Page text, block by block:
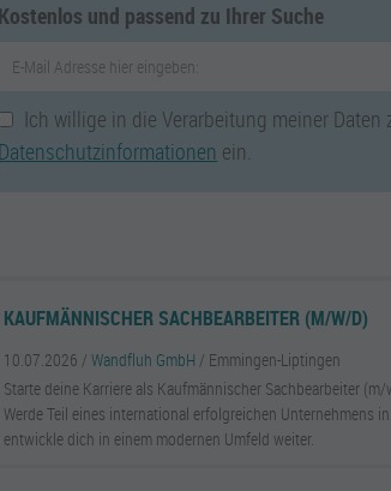
Kostenlos und passend zu Ihrer Suche
Ich willige in die Verarbeitung meiner
Datenschutzinformationen ein.
KAUFMÄNNISCHER SACHBEARBEITER (M/W/D)
10.07.2026 /Wandfluh GmbH / Emmingen-Liptingen
Starte deine Karriere als Kaufmännischer Sachbearbeiter
Werde Teil eines international erfolgreichen Unternehmens
entwickle dich in einem modernen Umfeld weiter.